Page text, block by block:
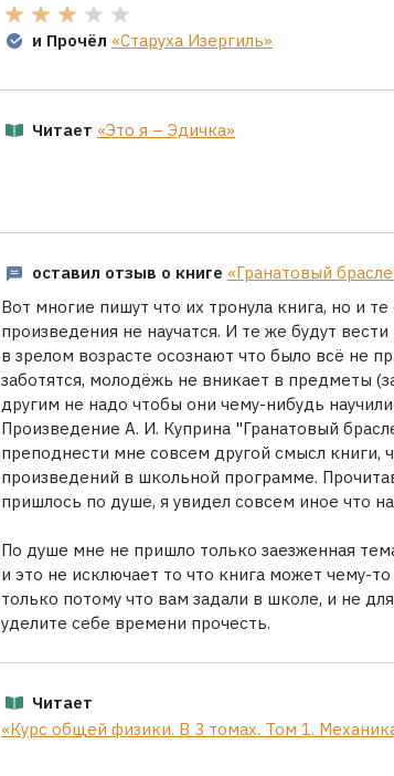
и Прочёл «Старуха Изергиль»
Читает «Это я – Эдичка»
оставил отзыв о книге «Гранатовый
Вот многие пишут что их тронула книга, но и
произведения не научатся. И те же будут
в зрелом возрасте осознают что было всё не
заботятся, молодёжь не вникает в предметы
другим не надо чтобы они чему-нибудь
Произведение А. И. Куприна "Гранатовый
преподнести мне совсем другой смысл книги,
произведений в школьной программе.
пришлось по душе, я увидел совсем иное что
По душе мне не пришло только заезженная
и это не исключает то что книга может чему-
только потому что вам задали в школе, и не
уделите себе времени прочесть.
Читает
«Курс общей физики. В 3 томах. Том 1.